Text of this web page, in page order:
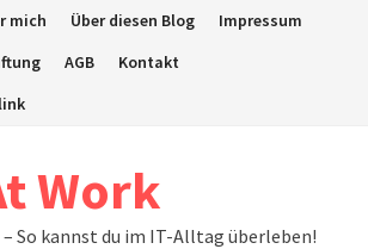
mich Über diesen Blog
Impressum
AGB
Kontakt
Work
So kannst du im IT-Alltag überleben!